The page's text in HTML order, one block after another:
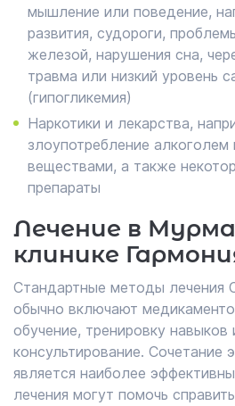
мышление или поведение,
развития, судороги,
железой, нарушения сна,
травма или низкий уровень
(гипогликемия)
Наркотики и лекарства,
злоупотребление алкоголем
веществами, а также
препараты
Лечение в
клинике
Стандартные методы лечения
обычно включают
обучение, тренировку навыков
консультирование. Сочетание
является наиболее
лечения могут помочь